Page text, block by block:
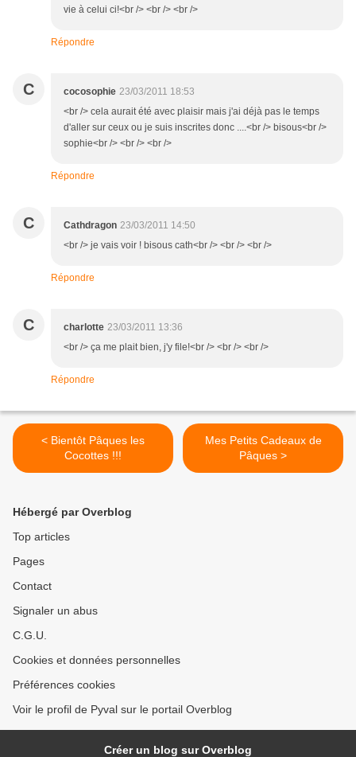
vie à celui ci!<br /> <br /> <br />
Répondre
C cocosophie 23/03/2011 18:53
<br /> cela aurait été avec plaisir mais j'ai déjà pas le temps
d'aller sur ceux ou je suis inscrites donc ....<br /> bisous<br />
sophie<br /> <br /> <br />
Répondre
C Cathdragon 23/03/2011 14:50
<br /> je vais voir ! bisous cath<br /> <br /> <br />
Répondre
C charlotte 23/03/2011 13:36
<br /> ça me plait bien, j'y file!<br /> <br /> <br />
Répondre
< Bientôt Pâques les
Cocottes !!!
Mes Petits Cadeaux de
Pâques >
Hébergé par Overblog
Top articles
Pages
Contact
Signaler un abus
C.G.U.
Cookies et données personnelles
Préférences cookies
Voir le profil de Pyval sur le portail Overblog
Créer un blog sur Overblog